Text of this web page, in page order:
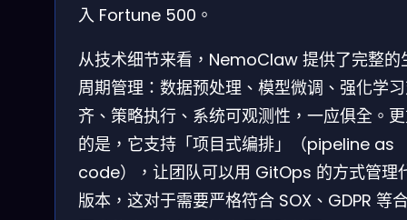
入 Fortune 500。
从技术细节来看，NemoClaw 提供了完整的
周期管理：数据预处理、模型微调、强化学
齐、策略执行、系统可观测性，一应俱全。
的是，它支持「项目式编排」（pipeline as
code），让团队可以用 GitOps 的方式管理
版本，这对于需要严格符合 SOX、GDPR 等